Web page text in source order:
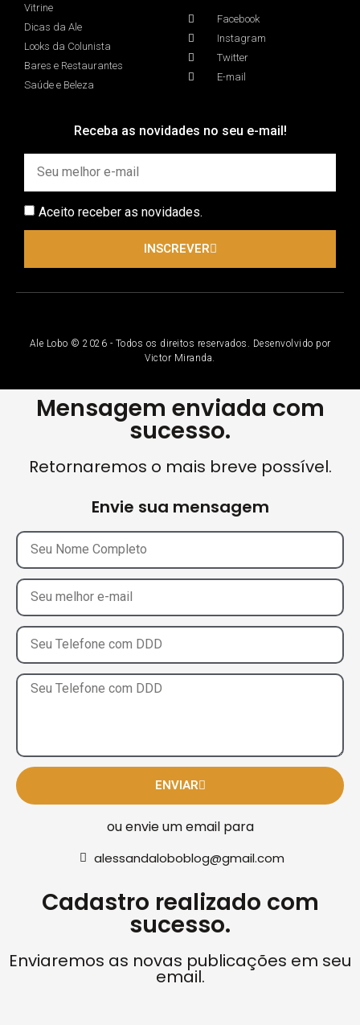
Vitrine
Dicas da Ale
Looks da Colunista
Bares e Restaurantes
Saúde e Beleza
Facebook
Instagram
Twitter
E-mail
Receba as novidades no seu e-mail!
Aceito receber as novidades.
INSCREVER
Ale Lobo © 2026 - Todos os direitos reservados. Desenvolvido por
Victor Miranda.
Mensagem enviada com
sucesso.
Retornaremos o mais breve possível.
Envie sua mensagem
ENVIAR
ou envie um email para
alessandaloboblog@gmail.com
Cadastro realizado com
sucesso.
Enviaremos as novas publicações em seu
email.